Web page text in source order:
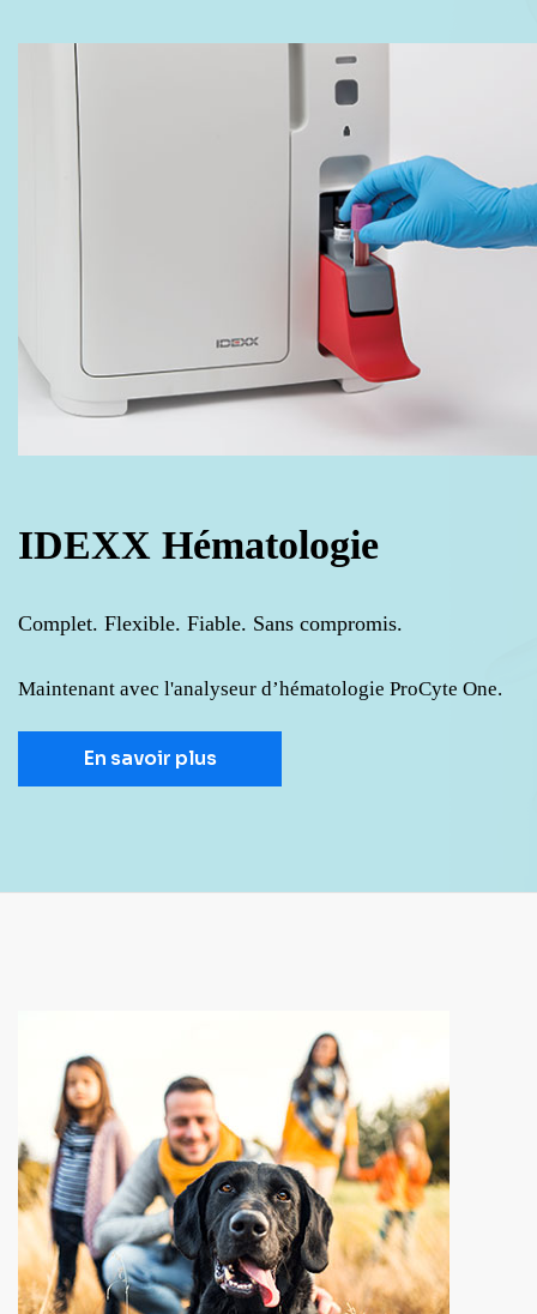
IDEXX Hématologie
Complet. Flexible. Fiable. Sans compromis.
Maintenant avec l'analyseur d’hématologie ProCyte One.
En savoir plus